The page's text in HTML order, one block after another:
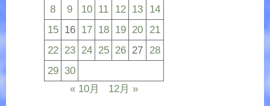
8
9 10 11 12 13 14
15 16 17 18 19 20 21
22 23 24 25 26 27 28
29 30
« 10月
12月 »